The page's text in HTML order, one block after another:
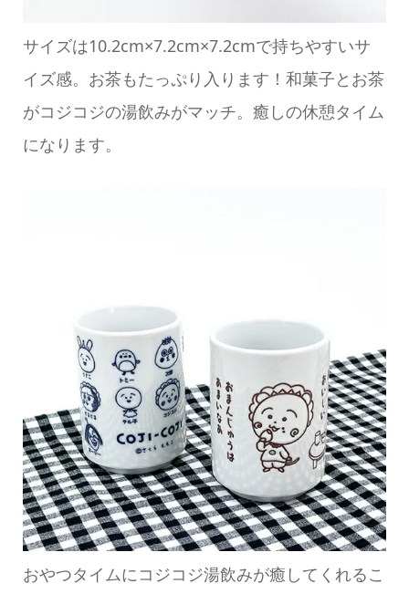
サイズは10.2cm×7.2cm×7.2cmで持ちやすいサ
イズ感。お茶もたっぷり入ります！和菓子とお茶
がコジコジの湯飲みがマッチ。癒しの休憩タイム
になります。
おやつタイムにコジコジ湯飲みが癒してくれるこ